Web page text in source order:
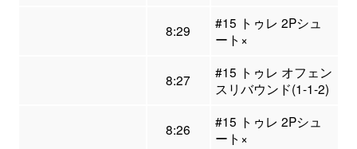
8:29
#15 トゥレ 2Pシュ
ート×
8:27
#15 トゥレ オフェン
スリバウンド(1-1-2)
8:26
#15 トゥレ 2Pシュ
ート×